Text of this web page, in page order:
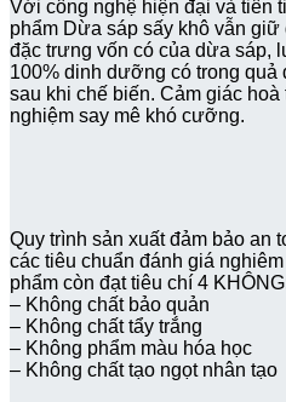
Với công nghệ hiện đại và tiên
phẩm Dừa sáp sấy khô vẫn
đặc trưng vốn có của dừa sáp,
100% dinh dưỡng có trong
sau khi chế biến. Cảm giác
nghiệm say mê khó cưỡng.
Quy trình sản xuất đảm bảo an
các tiêu chuẩn đánh giá
phẩm còn đạt tiêu chí 4
– Không chất bảo quản
– Không chất tẩy trắng
– Không phẩm màu hóa học
– Không chất tạo ngọt nhân tạo